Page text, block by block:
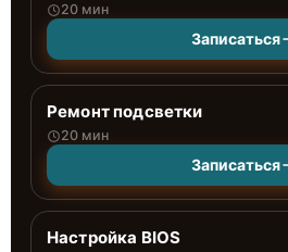
20 мин
Записаться
Ремонт подсветки
20 мин
Записаться
Настройка BIOS